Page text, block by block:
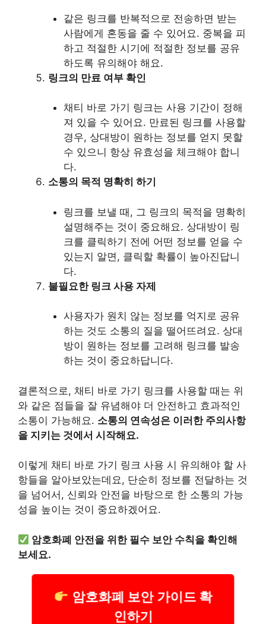
같은 링크를 반복적으로 전송하면 받는
사람에게 혼동을 줄 수 있어요. 중복을 피
하고 적절한 시기에 적절한 정보를 공유
하도록 유의해야 해요.
링크의 만료 여부 확인
채티 바로 가기 링크는 사용 기간이 정해
져 있을 수 있어요. 만료된 링크를 사용할
경우, 상대방이 원하는 정보를 얻지 못할
수 있으니 항상 유효성을 체크해야 합니
다.
소통의 목적 명확히 하기
링크를 보낼 때, 그 링크의 목적을 명확히
설명해주는 것이 중요해요. 상대방이 링
크를 클릭하기 전에 어떤 정보를 얻을 수
있는지 알면, 클릭할 확률이 높아진답니
다.
불필요한 링크 사용 자제
사용자가 원치 않는 정보를 억지로 공유
하는 것도 소통의 질을 떨어뜨려요. 상대
방이 원하는 정보를 고려해 링크를 발송
하는 것이 중요하답니다.
결론적으로, 채티 바로 가기 링크를 사용할 때는 위
와 같은 점들을 잘 유념해야 더 안전하고 효과적인
소통이 가능해요. 소통의 연속성은 이러한 주의사항
을 지키는 것에서 시작해요.
이렇게 채티 바로 가기 링크 사용 시 유의해야 할 사
항들을 알아보았는데요, 단순히 정보를 전달하는 것
을 넘어서, 신뢰와 안전을 바탕으로 한 소통의 가능
성을 높이는 것이 중요하겠어요.
암호화폐 안전을 위한 필수 보안 수칙을 확인해
보세요.
암호화폐 보안 가이드 확
인하기